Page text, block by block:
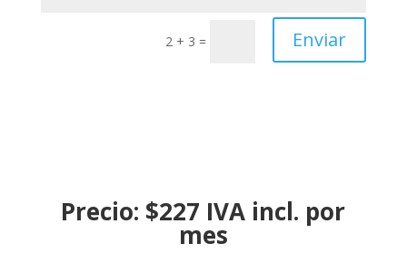
2 + 3 = Enviar
Precio: $227 IVA incl. por
mes